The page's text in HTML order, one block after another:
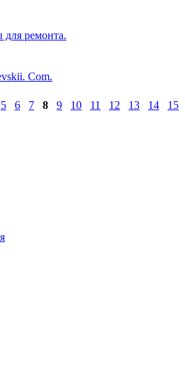
для ремонта.
Com.
5 6 7 8 9 10 11 12 13 14 15